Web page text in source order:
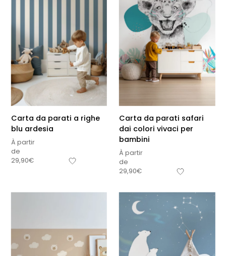
Carta da parati a righe
blu ardesia
À partir
de
29,90€
Carta da parati safari
dai colori vivaci per
bambini
À partir
de
29,90€